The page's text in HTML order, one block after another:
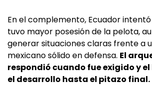
En el complemento, Ecuador
tuvo mayor posesión de la pelota,
generar situaciones claras frente a
mexicano sólido en defensa. El
respondió cuando fue exigido y
el desarrollo hasta el pitazo final.